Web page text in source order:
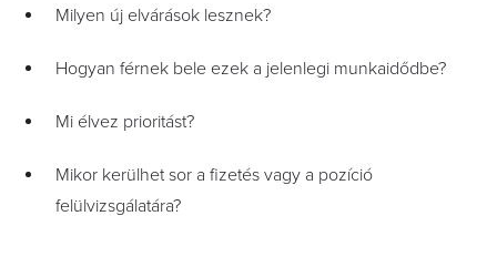
Milyen új elvárások lesznek?
Hogyan férnek bele ezek a jelenlegi munkaidődbe?
Mi élvez prioritást?
Mikor kerülhet sor a fizetés vagy a pozíció
felülvizsgálatára?